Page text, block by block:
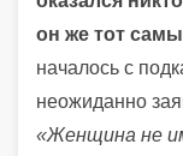
он же тот
началось с
неожиданно
«Женщина не